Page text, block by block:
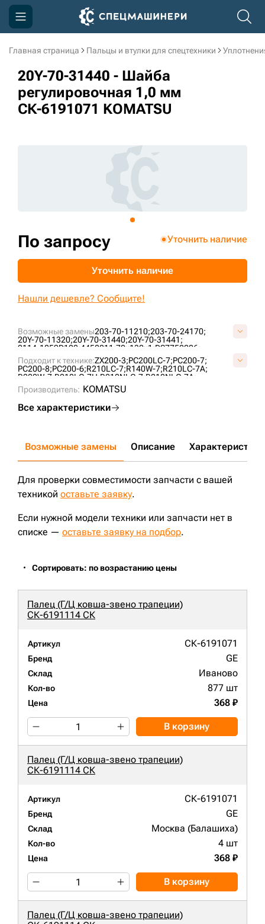
Главная страница Пальцы и втулки для спецтехники
20Y-70-31440 - Шайба
регулировочная 1,0 мм
СК-6191071 KOMATSU
Возможные замены203-70-11210;203-70-24170;
20Y-70-11320;20Y-70-31440;20Y-70-31441;
2114-1059D122; 4450011;70x130x1;DS7752006;
S391-070120;
S391-070135;S391-070140;S991-070140;
Подходит к технике:ZX200-3;PC200LC-7;PC200-7;
PC200-8;PC200-6;R210LC-7;R140W-7;R210LC-7A;
R200W-7;R210LC-7H;R210NLC-7;R210NLC-7A;
R160LC-7;
R220LC-9;R180LC-7;
R180W-9S;DX255;
Производитель: KOMATSU
Все характеристики
По запросу Уточнить наличие
Уточнить наличие
Нашли дешевле? Сообщите!
Возможные замены Описание Характеристики
Для проверки совместимости запчасти с вашей
техникой оставьте заявку.
Если нужной модели техники или запчасти нет в
списке — оставьте заявку на подбор.
Сортировать: по возрастанию цены
Палец (Г/Ц ковша-звено трапеции)
СК-6191114 СК
Артикул СК-6191071
Бренд GE
Склад Иваново
Кол-во 877 шт
Цена 368 ₽
В корзину
Палец (Г/Ц ковша-звено трапеции)
СК-6191114 СК
Артикул СК-6191071
Бренд GE
Склад Москва (Балашиха)
Кол-во 4 шт
Цена 368 ₽
В корзину
Палец (Г/Ц ковша-звено трапеции)
Компания
Акции
Доставка и оплата
sksale@skdst.ru
+7 (499) 394-50-93